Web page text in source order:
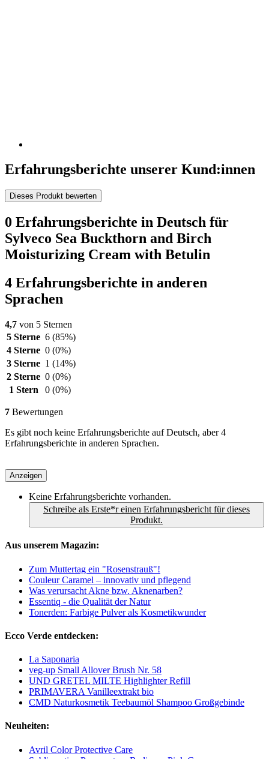
Erfahrungsberichte unserer Kund:innen
Dieses Produkt bewerten
0 Erfahrungsberichte in Deutsch für
Sylveco Sea Buckthorn and Birch
Moisturizing Cream with Betulin
4 Erfahrungsberichte in anderen
Sprachen
4,7 von 5 Sternen
5 Sterne 6 (85%)
4 Sterne 0 (0%)
3 Sterne 1 (14%)
2 Sterne 0 (0%)
1 Stern
0 (0%)
7 Bewertungen
Es gibt noch keine Erfahrungsberichte auf Deutsch, aber 4
Erfahrungsberichte in anderen Sprachen.
Anzeigen
Keine Erfahrungsberichte vorhanden.
Schreibe als Erste*r einen Erfahrungsbericht für dieses
Produkt.
Aus unserem Magazin:
Zum Muttertag ein "Rosenstrauß"!
Couleur Caramel – innovativ und pflegend
Was verursacht Akne bzw. Aknenarben?
Essentiq - die Qualität der Natur
Tonerden: Farbige Pulver als Kosmetikwunder
Ecco Verde entdecken:
La Saponaria
veg-up Small Allover Brush Nr. 58
UND GRETEL MILTE Highlighter Refill
PRIMAVERA Vanilleextrakt bio
CMD Naturkosmetik Teebaumöl Shampoo Großgebinde
Neuheiten:
Avril Color Protective Care